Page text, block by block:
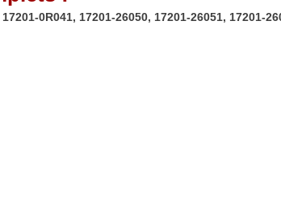
0R041, 17201-26050, 17201-26051, 17201-